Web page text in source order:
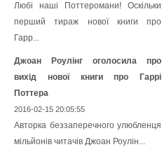
Любі наші Поттеромани! Оскільки
перший тираж нової книги про
Гарр...
Джоан Роулінг оголосила про
вихід нової книги про Гаррі
Поттера
2016-02-15 20:05:55
Авторка беззаперечного улюбленця
мільйонів читачів Джоан Роулін...